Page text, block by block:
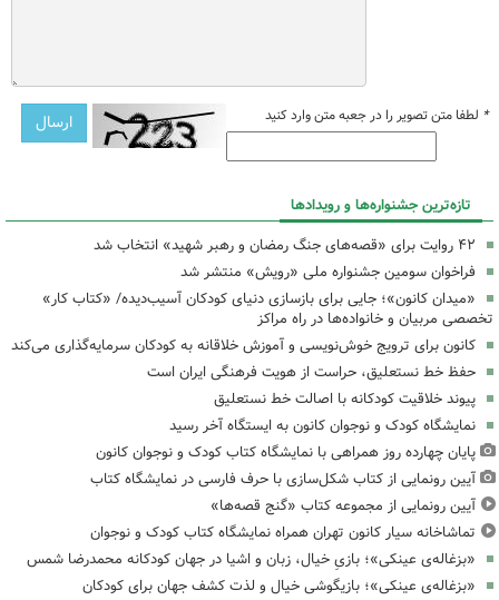
* لطفا متن تصویر را در جعبه متن وارد کنید
تازه‌ترین جشنواره‌ها و رویدادها
۴۲ روایت برای «قصه‌های جنگ رمضان و رهبر شهید» انتخاب شد
فراخوان سومین جشنواره ملی «رویش» منتشر شد
«میدان کانون»؛ جایی برای بازسازی دنیای کودکان آسیب‌دیده/ «کتاب کار»
تخصصی مربیان و خانواده‌ها در راه مراکز
کانون برای ترویج خوش‌نویسی و آموزش خلاقانه به کودکان سرمایه‌گذاری می‌کند
حفظ خط نستعلیق، حراست از هویت فرهنگی ایران است
پیوند خلاقیت کودکانه با اصالت خط نستعلیق
نمایشگاه کودک و نوجوان کانون به ایستگاه آخر رسید
پایان چهارده روز همراهی با نمایشگاه کتاب کودک و نوجوان کانون
آیین رونمایی از کتاب شکل‌سازی با حرف فارسی در نمایشگاه کتاب
آیین رونمایی از مجموعه کتاب «گنج قصه‌ها»
تماشاخانه سیار کانون تهران همراه نمایشگاه کتاب کودک و نوجوان
«بزغاله‌ی عینکی»؛ بازیِ خیال، زبان و اشیا در جهان کودکانه محمدرضا شمس
«بزغاله‌ی عینکی»؛ بازیگوشی خیال و لذت کشف جهان برای کودکان